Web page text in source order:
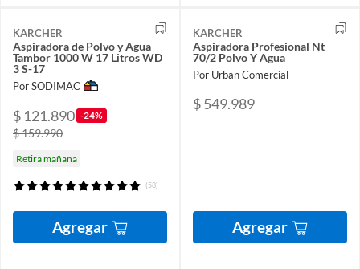
KARCHER
Aspiradora de Polvo y Agua
Tambor 1000 W 17 Litros WD
3 S-17
Por SODIMAC
$ 121.890 -24%
$ 159.990
Retira mañana
(58)
Agregar
KARCHER
Aspiradora Profesional Nt
70/2 Polvo Y Agua
Por Urban Comercial
$ 549.989
Agregar